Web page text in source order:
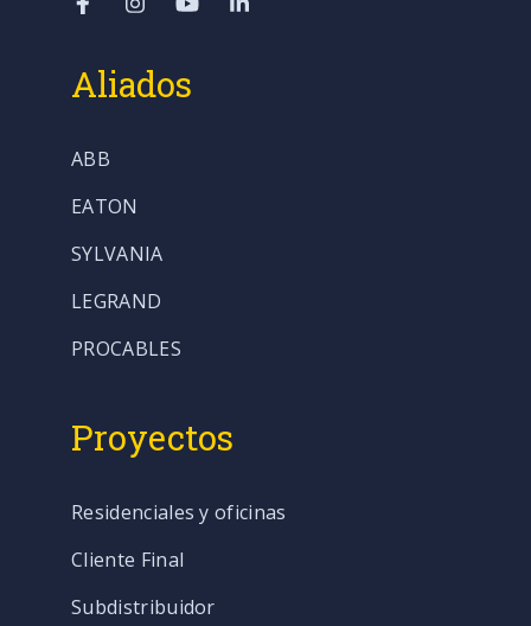
Aliados
ABB
EATON
SYLVANIA
LEGRAND
PROCABLES
Proyectos
Residenciales y oficinas
Cliente Final
Subdistribuidor